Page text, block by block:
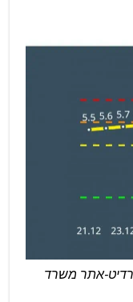
הציון באור יהודה 3.1 . קרדיט-אתר משרד